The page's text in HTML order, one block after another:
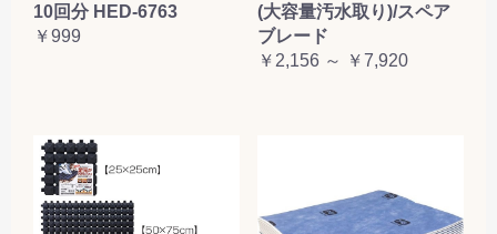
10回分 HED-6763
￥999
(大容量汚水取り)/スペア
ブレード
￥2,156 ～ ￥7,920